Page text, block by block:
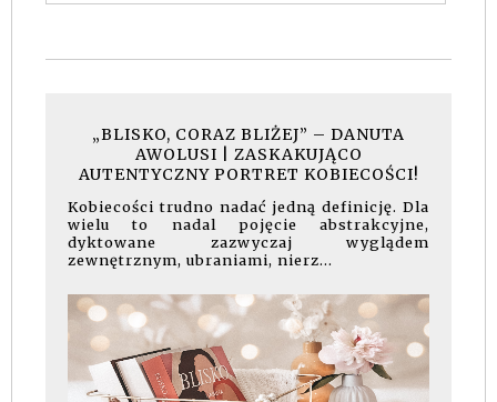
„BLISKO, CORAZ BLIŻEJ” – DANUTA
AWOLUSI | ZASKAKUJĄCO
AUTENTYCZNY PORTRET KOBIECOŚCI!
Kobiecości trudno nadać jedną definicję. Dla
wielu to nadal pojęcie abstrakcyjne,
dyktowane zazwyczaj wyglądem
zewnętrznym, ubraniami, nierz...